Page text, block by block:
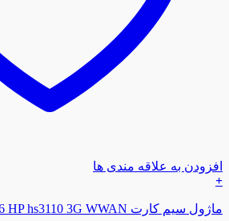
افزودن به علاقه مندی ها
+
ماژول سیم کارت Huawei MU736 HP hs3110 3G WWAN